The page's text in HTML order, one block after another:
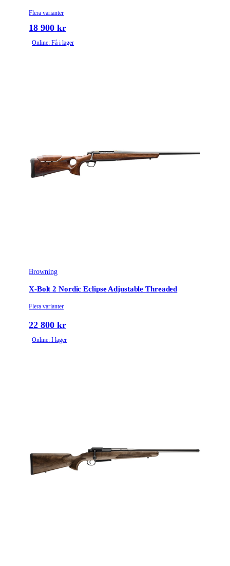
Flera varianter
18 900 kr
Online: Få i lager
Browning
X-Bolt 2 Nordic Eclipse Adjustable Threaded
Flera varianter
22 800 kr
Online: I lager